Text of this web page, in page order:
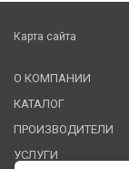
Карта сайта
О КОМПАНИИ
КАТАЛОГ
ПРОИЗВОДИТЕЛИ
УСЛУГИ